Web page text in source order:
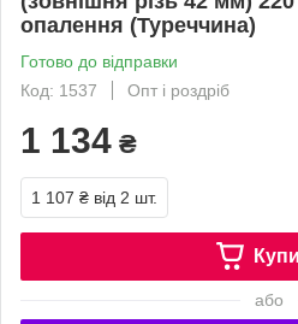
опалення (Туреччина)
Готово до відправки
Код: 1537
Опт і роздріб
1 134 ₴
1 107 ₴ від 2 шт.
або